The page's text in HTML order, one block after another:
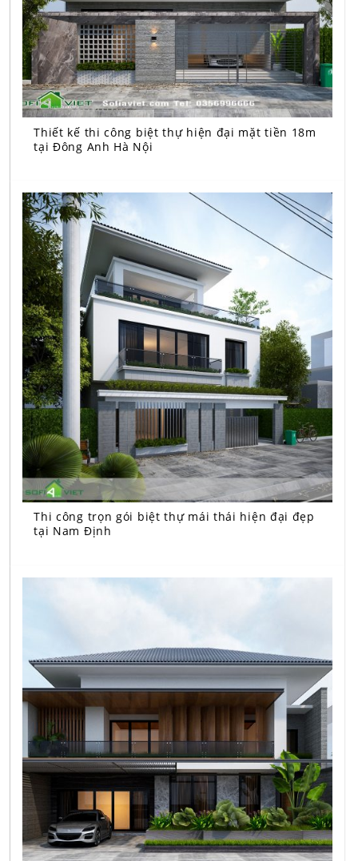
Thiết kế thi công biệt thự hiện đại mặt tiền 18m
tại Đông Anh Hà Nội
Thi công trọn gói biệt thự mái thái hiện đại đẹp
tại Nam Định